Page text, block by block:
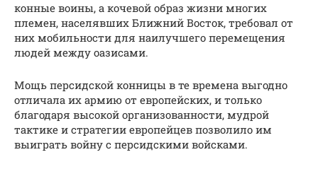
конные воины, а кочевой образ жизни многих
племен, населявших Ближний Восток, требовал от
них мобильности для наилучшего перемещения
людей между оазисами.
Мощь персидской конницы в те времена выгодно
отличала их армию от европейских, и только
благодаря высокой организованности, мудрой
тактике и стратегии европейцев позволило им
выиграть войну с персидскими войсками.